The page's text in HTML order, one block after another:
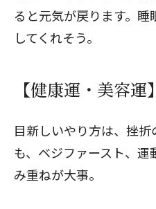
ると元気が戻ります。
してくれそう。
【健康運・美容
目新しいやり方は、挫
も、ベジファースト、
み重ねが大事。